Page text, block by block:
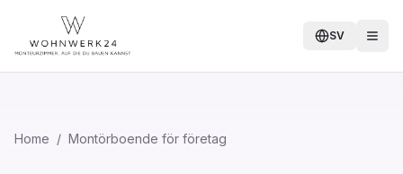
SV
Home / Montörboende för företag